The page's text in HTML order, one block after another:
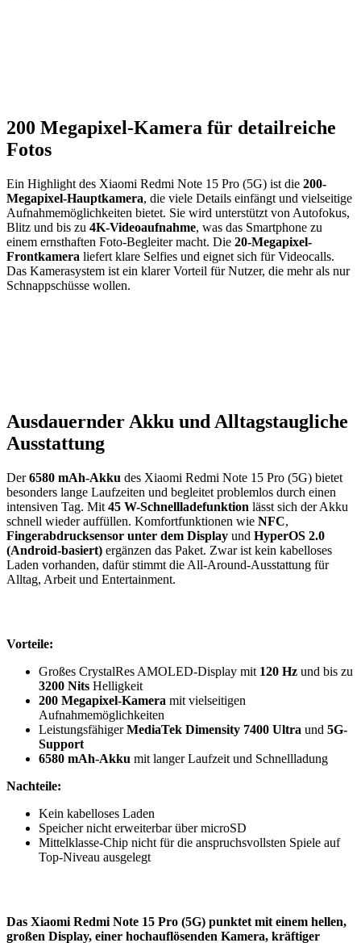
200 Megapixel-Kamera für detailreiche
Fotos
Ein Highlight des Xiaomi Redmi Note 15 Pro (5G) ist die 200-
Megapixel-Hauptkamera, die viele Details einfängt und vielseitige
Aufnahmemöglichkeiten bietet. Sie wird unterstützt von Autofokus,
Blitz und bis zu 4K-Videoaufnahme, was das Smartphone zu
einem ernsthaften Foto-Begleiter macht. Die 20-Megapixel-
Frontkamera liefert klare Selfies und eignet sich für Videocalls.
Das Kamerasystem ist ein klarer Vorteil für Nutzer, die mehr als nur
Schnappschüsse wollen.
Ausdauernder Akku und Alltagstaugliche
Ausstattung
Der6580 mAh-Akku des Xiaomi Redmi Note 15 Pro (5G) bietet
besonders lange Laufzeiten und begleitet problemlos durch einen
intensiven Tag. Mit 45 W-Schnellladefunktion lässt sich der Akku
schnell wieder auffüllen. Komfortfunktionen wie NFC,
Fingerabdrucksensor unter dem Display und HyperOS 2.0
(Android-basiert) ergänzen das Paket. Zwar ist kein kabelloses
Laden vorhanden, dafür stimmt die All-Around-Ausstattung für
Alltag, Arbeit und Entertainment.
Vorteile:
Großes CrystalRes AMOLED-Display mit 120 Hz und bis zu
3200 Nits Helligkeit
200 Megapixel-Kamera mit vielseitigen
Aufnahmemöglichkeiten
LeistungsfähigerMediaTek Dimensity 7400 Ultra und 5G-
Support
6580 mAh-Akku mit langer Laufzeit und Schnellladung
Nachteile:
Kein kabelloses Laden
Speicher nicht erweiterbar über microSD
Mittelklasse-Chip nicht für die anspruchsvollsten Spiele auf
Top-Niveau ausgelegt
Das Xiaomi Redmi Note 15 Pro (5G) punktet mit einem hellen,
großen Display, einer hochauflösenden Kamera, kräftiger